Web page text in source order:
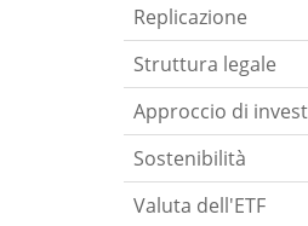
Replicazione
Struttura legale
Approccio di
Sostenibilità
Valuta dell'ETF